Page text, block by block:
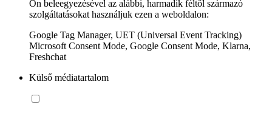
Ön beleegyezésével az alábbi, harmadik féltől származó
szolgáltatásokat használjuk ezen a weboldalon:
Google Tag Manager, UET (Universal Event Tracking)
Microsoft Consent Mode, Google Consent Mode, Klarna,
Freshchat
Külső médiatartalom